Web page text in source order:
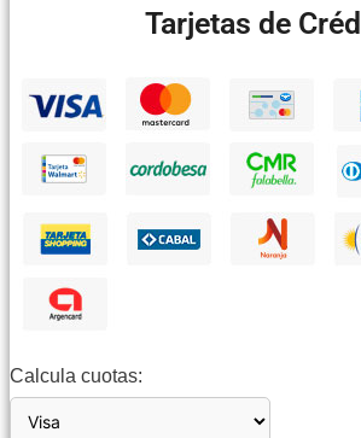
Tarjetas de
Calcula cuotas: